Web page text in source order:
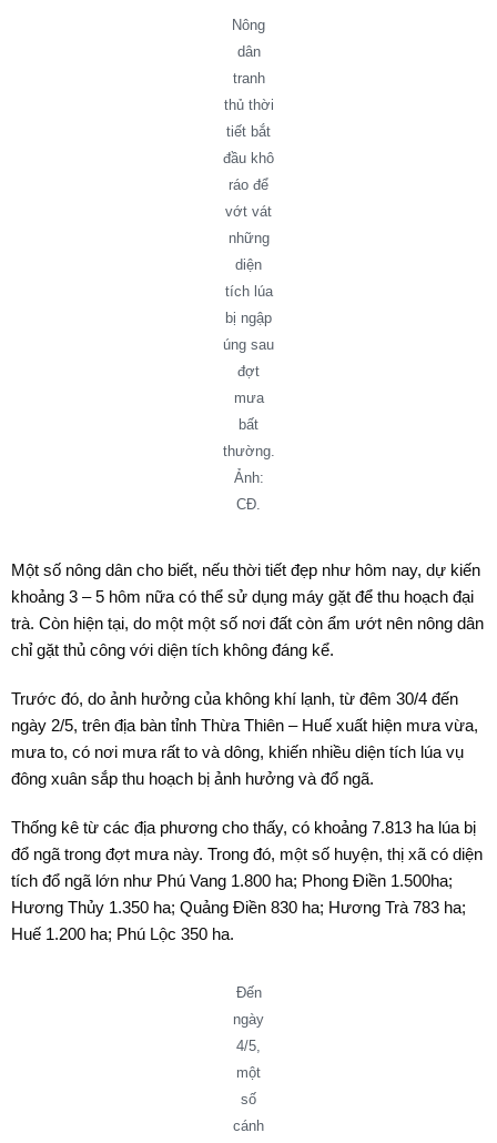
Nông
dân
tranh
thủ thời
tiết bắt
đầu khô
ráo để
vớt vát
những
diện
tích lúa
bị ngập
úng sau
đợt
mưa
bất
thường.
Ảnh:
CĐ.
Một số nông dân cho biết, nếu thời tiết đẹp như hôm nay, dự kiến
khoảng 3 – 5 hôm nữa có thể sử dụng máy gặt để thu hoạch đại
trà. Còn hiện tại, do một một số nơi đất còn ẩm ướt nên nông dân
chỉ gặt thủ công với diện tích không đáng kể.
Trước đó, do ảnh hưởng của không khí lạnh, từ đêm 30/4 đến
ngày 2/5, trên địa bàn tỉnh Thừa Thiên – Huế xuất hiện mưa vừa,
mưa to, có nơi mưa rất to và dông, khiến nhiều diện tích lúa vụ
đông xuân sắp thu hoạch bị ảnh hưởng và đổ ngã.
Thống kê từ các địa phương cho thấy, có khoảng 7.813 ha lúa bị
đổ ngã trong đợt mưa này. Trong đó, một số huyện, thị xã có diện
tích đổ ngã lớn như Phú Vang 1.800 ha; Phong Điền 1.500ha;
Hương Thủy 1.350 ha; Quảng Điền 830 ha; Hương Trà 783 ha;
Huế 1.200 ha; Phú Lộc 350 ha.
Đến
ngày
4/5,
một
số
cánh